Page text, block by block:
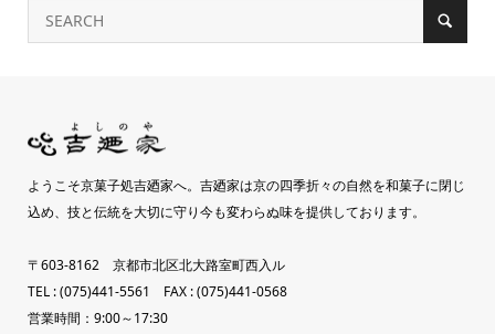
ようこそ京菓子処吉廼家へ。吉廼家は京の四季折々の自然を和菓子に閉じ
込め、技と伝統を大切に守り今も変わらぬ味を提供しております。
〒603-8162 京都市北区北大路室町西入ル
TEL : (075)441-5561 FAX : (075)441-0568
営業時間：9:00～17:30